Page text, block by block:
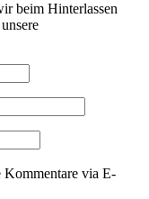
beim Hinterlassen
Kommentare via E-